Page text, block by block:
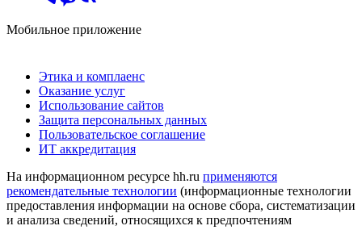
Мобильное приложение
Этика и комплаенс
Оказание услуг
Использование сайтов
Защита персональных данных
Пользовательское соглашение
ИТ аккредитация
На информационном ресурсе hh.ru применяются
рекомендательные технологии (информационные технологии
предоставления информации на основе сбора, систематизации
и анализа сведений, относящихся к предпочтениям